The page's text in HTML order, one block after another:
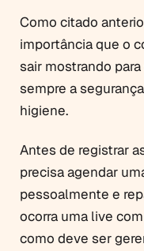
Como citado
importância que o
sair mostrando
sempre a
higiene.
Antes de registrar
precisa agendar
pessoalmente e
ocorra uma live
como deve ser